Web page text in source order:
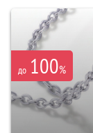
до 100%